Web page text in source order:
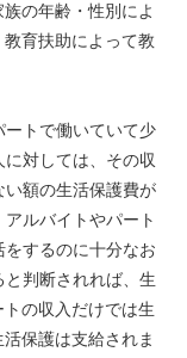
の年齢・性別によ
育扶助によって教
ートで働いていて少
に対しては、その収
い額の生活保護費が
ルバイトやパート
をするのに十分なお
と判断されれば、生
の収入だけでは生
保護は支給されま